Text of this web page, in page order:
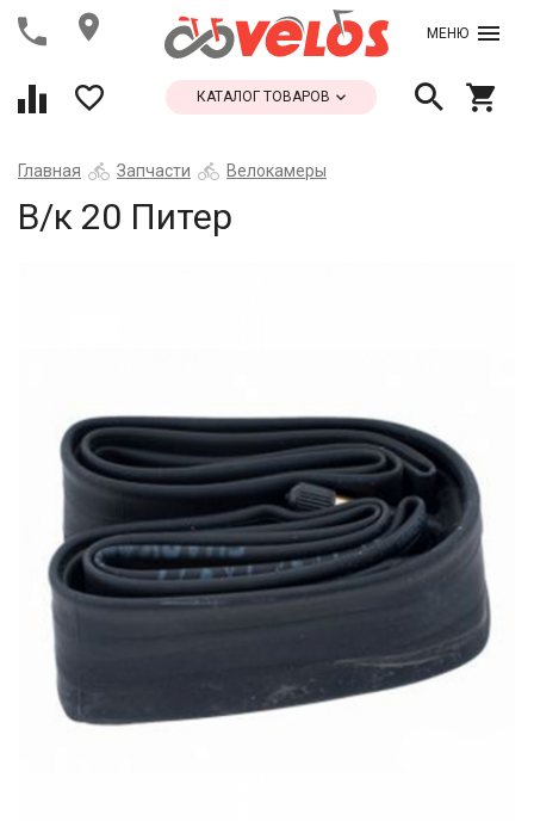
МЕНЮ
КАТАЛОГ ТОВАРОВ
Главная Запчасти Велокамеры
В/к 20 Питер